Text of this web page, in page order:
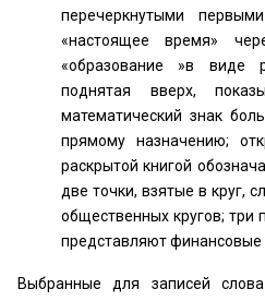
перечеркнутыми
«настоящее время»
«образование »в виде
поднятая вверх,
математический знак
прямому назначению;
раскрытой книгой
две точки, взятые в круг,
общественных кругов; три
представляют финансовые
Выбранные для записей